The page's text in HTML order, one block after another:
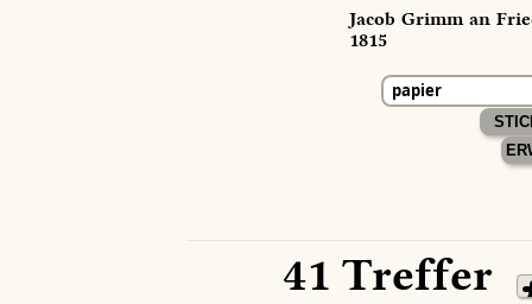
Jacob Grimm an
1815
41 Treffer